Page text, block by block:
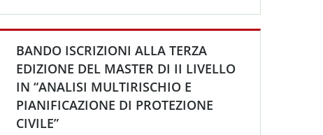
BANDO ISCRIZIONI ALLA TERZA
EDIZIONE DEL MASTER DI II LIVELLO
IN “ANALISI MULTIRISCHIO E
PIANIFICAZIONE DI PROTEZIONE
CIVILE”